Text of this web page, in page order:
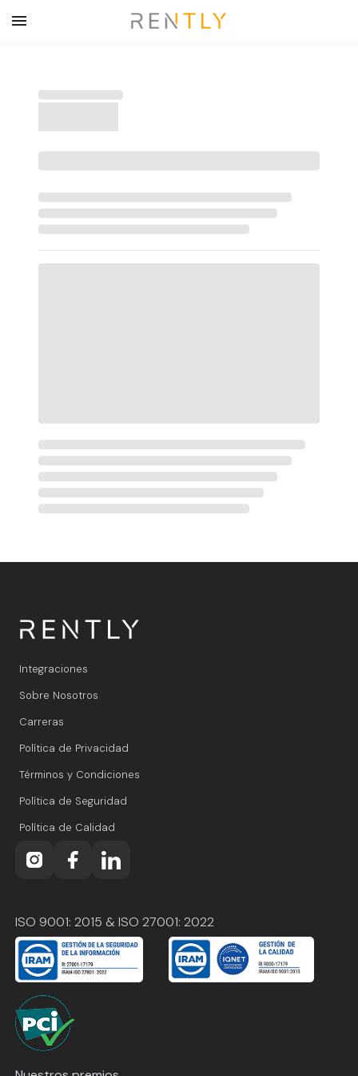
Integraciones
Sobre Nosotros
Carreras
Política de Privacidad
Términos y Condiciones
Política de Seguridad
Política de Calidad
ISO 9001: 2015 & ISO 27001: 2022